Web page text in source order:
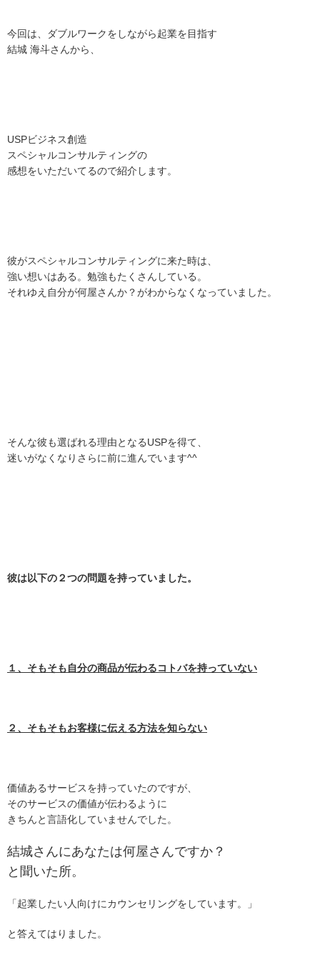
今回は、ダブルワークをしながら起業を目指す
結城 海斗さんから、
USPビジネス創造
スペシャルコンサルティングの
感想をいただいてるので紹介します。
彼がスペシャルコンサルティングに来た時は、
強い想いはある。勉強もたくさんしている。
それゆえ自分が何屋さんか？がわからなくなっていました。
そんな彼も選ばれる理由となるUSPを得て、
迷いがなくなりさらに前に進んでいます^^
彼は以下の２つの問題を持っていました。
１、そもそも自分の商品が伝わるコトバを持っていない
２、そもそもお客様に伝える方法を知らない
価値あるサービスを持っていたのですが、
そのサービスの価値が伝わるように
きちんと言語化していませんでした。
結城さんにあなたは何屋さんですか？
と聞いた所。
「起業したい人向けにカウンセリングをしています。」
と答えてはりました。